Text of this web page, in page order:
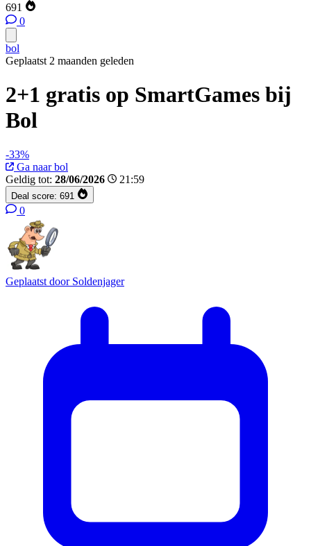
691
0
bol
Geplaatst 2 maanden geleden
2+1 gratis op SmartGames bij
Bol
-33%
Ga naar bol
Geldig tot: 28/06/2026 21:59
Deal score: 691
0
Geplaatst door Soldenjager